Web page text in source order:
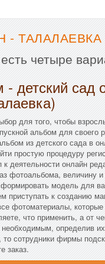
ТАЛАЛАЕВКА
четыре
- детский сад
для того, чтобы
альбом для своего
из детского сада в
простую процедуру
деятельности онлайн
фотоальбома, величину
модель для
к созданию
фотоматериалы,
что применить, а от
определив
то сотрудники фирмы
заказ.